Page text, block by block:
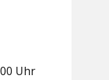
Uhr